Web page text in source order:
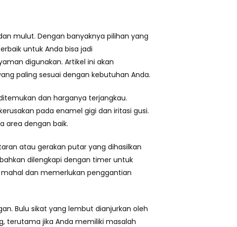
mulut. Dengan banyaknya pilihan yang
untuk Anda bisa jadi
digunakan. Artikel ini akan
paling sesuai dengan kebutuhan Anda.
dan harganya terjangkau.
pada enamel gigi dan iritasi gusi.
area dengan baik.
atau gerakan putar yang dihasilkan
dilengkapi dengan timer untuk
dan memerlukan penggantian
Bulu sikat yang lembut dianjurkan oleh
terutama jika Anda memiliki masalah